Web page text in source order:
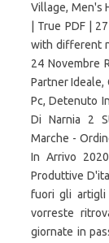
Village, Men's
| True PDF |
with different
24 Novembre
Partner Ideale,
Pc, Detenuto
Di Narnia 2
Marche -
In Arrivo
Produttive
fuori gli artigli
vorreste
giornate in